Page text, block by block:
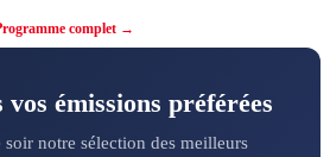
complet →
émissions préférées
soir notre sélection des meilleurs